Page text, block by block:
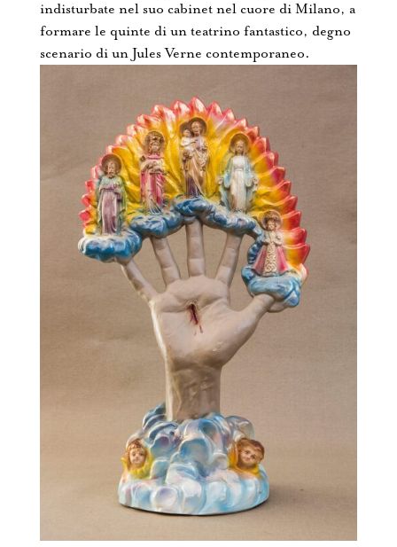
indisturbate nel suo cabinet nel cuore di Milano, a
formare le quinte di un teatrino fantastico, degno
scenario di un Jules Verne contemporaneo.